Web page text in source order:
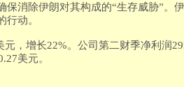
消除伊朗对其构成的“生存威胁”。
动。
，增长22%。公司第二财季净利润
美元。